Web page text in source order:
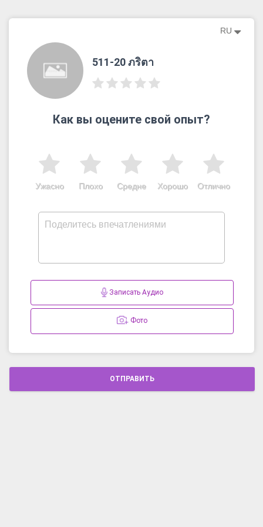
RU
511-20 ภริตา
Как вы оцените свой опыт?
Отлично
Хорошо
Средне
Плохо
Ужасно
Записать Аудио
Фото
ОТПРАВИТЬ